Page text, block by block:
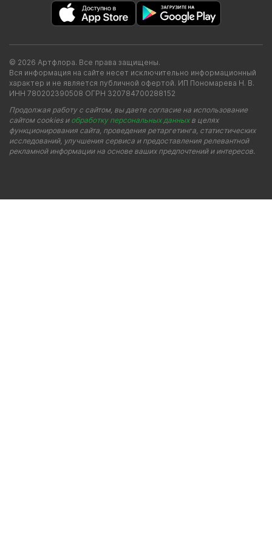
© 2026 Артфлора. Все права защищены.
Вся информация на сайте несет исключительно информационный
характер и не является публичной офертой. ИП Пономарева Н. В.
ИНН 780202390508 ОГРН 320784700288152
Продолжая работу с сайтом, вы даете согласие на использование
сайтом cookies и обработку персональных данныхв целях
функционирования сайта, проведения ретаргетинга, статистических
исследований, улучшения сервиса и предоставления релевантной
рекламной информации на основе ваших предпочтений и интересов.